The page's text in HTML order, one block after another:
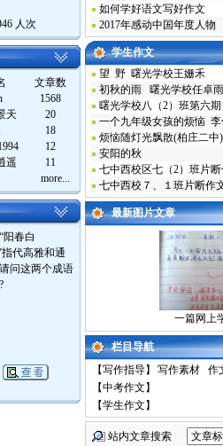
人次
文章数
1568
天
20
18
12
遥
11
more...
春白
指代高雅和通
问这两个成语
如何学好语文写好作文
2017年感动中国年度人物
学生作文
望 野 曙光学校王姗禾
初秋的雨 曙光学校任卓雨
曙光学校八（2）班第六期
一个九年级女孩的烦恼
烦恼随灯光飘散(柏庄二中)
安阳的秋
七中西校区七（2）班片
七中西校７、１班片断作
最新图片文章
一篇网上
栏目导航
【写作指导】 写作素材
作
【中考作文 】
【学生作文 】
站内文章搜索